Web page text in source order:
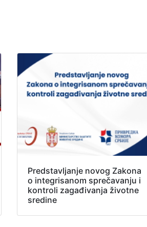
Predstavljanje novog Zakona
o integrisanom sprečavanju i
kontroli zagađivanja životne
sredine